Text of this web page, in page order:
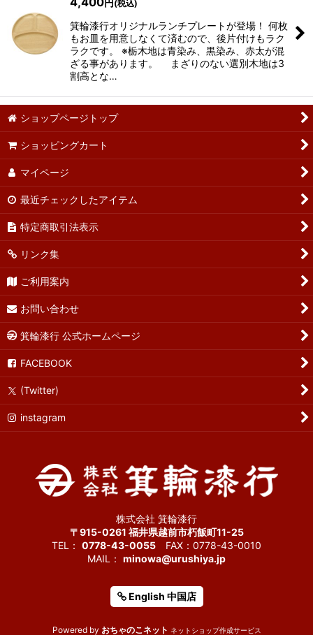
円 (税込)
箕輪漆行オリジナルランチプレートが登場！ 何枚
もお皿を用意しなくて済むので、後片付けもラク
ラクです。 ※栃木地は青染み、黒染み、赤太が混
ざる事があります。 まざりのない選別木地は3
割高とな…
ショップページトップ
ショッピングカート
マイページ
最近チェックしたアイテム
特定商取引法表示
リンク集
ご利用案内
お問い合わせ
箕輪漆行 公式ホームページ
FACEBOOK
(Twitter)
instagram
株式会社 箕輪漆行
〒915-0261 福井県越前市朽飯町11-25
TEL： 0778-43-0055 FAX：0778-43-0010
MAIL： minowa@urushiya.jp
English 中国店
Powered by おちゃのこネット ネットショップ作成サービス